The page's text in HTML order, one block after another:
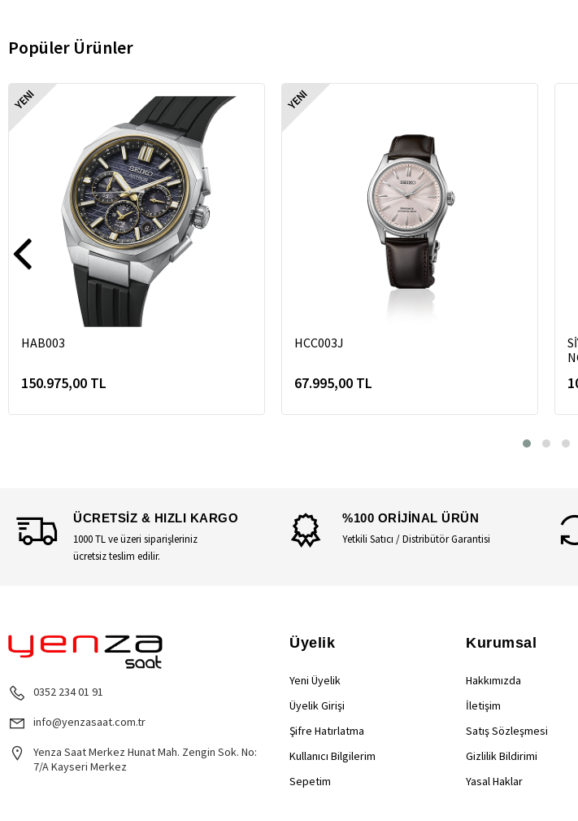
Popüler Ürünler
YENI
HAB003
150.975,00 TL
YENI
HCC003J
67.995,00 TL
ÜCRETSİZ & HIZLI KARGO
1000 TL ve üzeri siparişleriniz
ücretsiz teslim edilir.
%100 ORİJİNAL ÜRÜN
Yetkili Satıcı / Distribütör Garantisi
0352 234 01 91
info@yenzasaat.com.tr
Yenza Saat Merkez Hunat Mah. Zengin Sok. No:
7/A Kayseri Merkez
Üyelik
Yeni Üyelik
Üyelik Girişi
Şifre Hatırlatma
Kullanıcı Bilgilerim
Sepetim
Kurumsal
Hakkımızda
İletişim
Satış Sözleşmesi
Gizlilik Bildirimi
Yasal Haklar